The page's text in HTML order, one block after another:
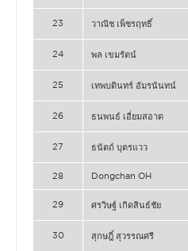
23 วาณิช เพ็ชรฤทธิ์
24 พล เขมรัตน์
25 เทพบดินทร์ อัมรนันทน์
26 ธนพนธ์ เอี่ยมสอาด
27 ธนัตถ์ บุตรแวว
28 Dongchan OH
29 ศรวิษฐ์ เกิดสินธ์ชัย
30 สุกษฎิ์ สุวรรณศรี